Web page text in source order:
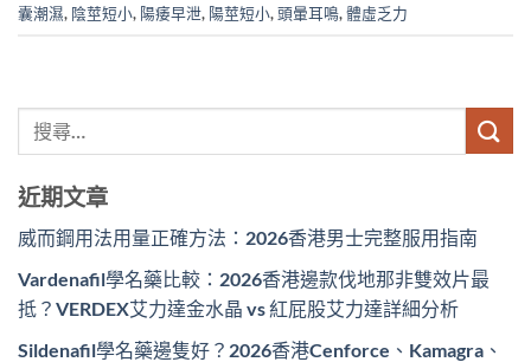
囊潮濕, 陰莖短小, 陽痿早泄, 陽莖短小,頭暈耳鳴,體虛乏力
近期文章
威而鋼用法用量正確方法：2026香港男士完整服用指南
Vardenafil學名藥比較：2026香港邊款伐地那非雙效片最
抵？VERDEX艾力達金水晶 vs 紅屁股艾力達詳細分析
Sildenafil學名藥邊隻好？2026香港Cenforce、Kamagra、